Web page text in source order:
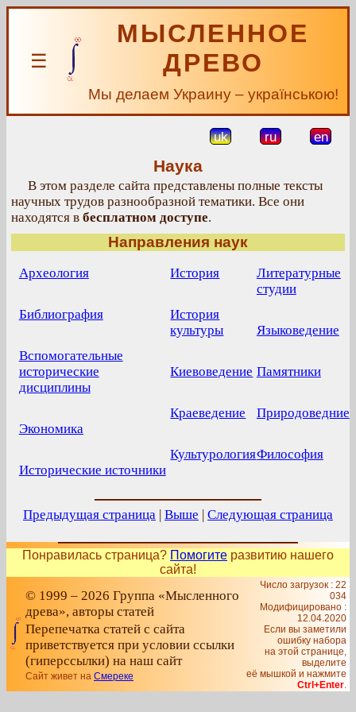
☰
МЫСЛЕННОЕ
ДРЕВО
Мы делаем Украину – українською!
uk ru en
Наука
В этом разделе сайта представлены полные тексты
научных трудов разнообразной тематики. Все они
находятся в бесплатном доступе.
Направления наук
Археология
Библиография
Вспомогательные
исторические
дисциплины
Экономика
Исторические источники
История
История
культуры
Киевоведение
Краеведение
Культурология
Литературные
студии
Языковедение
Памятники
Природоведние
Философия
Предыдущая страница | Выше | Следующая страница
Понравилась страница? Помогите развитию нашего
сайта!
© 1999 – 2026 Группа «Мысленного
древа», авторы статей
Перепечатка статей с сайта
приветствуется при условии ссылки
(гиперссылки) на наш сайт
Сайт живет на Смереке
Число загрузок : 22
034
Модифицировано :
12.04.2020
Если вы заметили
ошибку набора
на этой странице,
выделите
её мышкой и нажмите
Ctrl+Enter.